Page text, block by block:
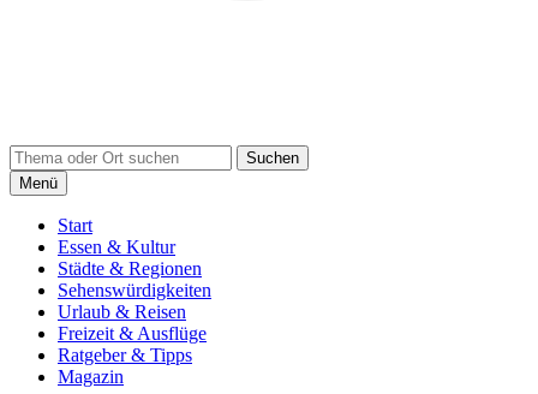
Suchen
Menü
Start
Essen & Kultur
Städte & Regionen
Sehenswürdigkeiten
Urlaub & Reisen
Freizeit & Ausflüge
Ratgeber & Tipps
Magazin